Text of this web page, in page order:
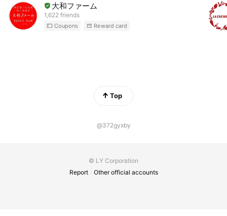
大和ファーム
1,622 friends
Coupons Reward card
Top
@372gyxby
© LY Corporation
Report
Other official accounts